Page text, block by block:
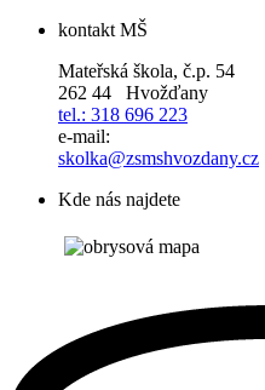
kontakt MŠ
Mateřská škola, č.p. 54
262 44 Hvožďany
tel.: 318 696 223
e-mail:
skolka@zsmshvozdany.cz
Kde nás najdete